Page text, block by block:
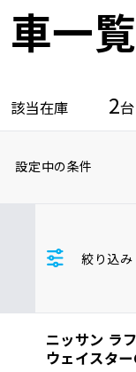
品質管理
オイル交
企業
車一覧
該当在庫 2台
設定中の条件
ホンダ
ラフェ
ミニバ
絞り込み
支払総
額
ニッサン ラ
ウェイスター